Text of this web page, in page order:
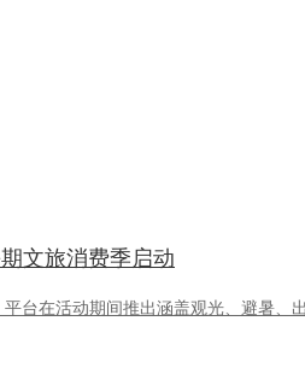
文旅消费季启动
台在活动期间推出涵盖观光、避暑、